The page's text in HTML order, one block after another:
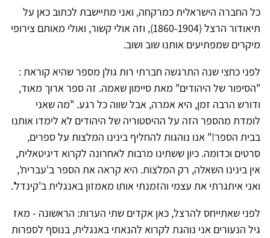
כל החברה הישראלית כמרקחה, ואני מתיישבת לכתוב כאן על
תיאודור הרצל (1860-1904), וזה אולי קשור, ואולי מאותם צירופי
מיקרים שמפתיעים אותנו שוב ושוב.
לפני כחצי שנה התרגשה חברתי רות גולן מספר שהיא קוראת :
"הסיפור של היהודים" מאת סיימון שאמה. זה ספר ארוך מאוד,
ודורש הרבה זמן, היא אמרה, אבל שווה כל רגע. "מה שאני
לומדת מהספר הזה על ההיסטוריה של היהודים לא לימדו אותנו
בבית הספר!" אנו נוהגות להחליף בינינו המלצות על ספרים,
סרטים וכדומה. כיון ששתינו מרבות לאחרונה לקרוא דיגיטאלית,
אין בינינו השאלה, רק המלצות. היא קראה את הספר ב'עברית',
ואני איתגרתי את עצמי והזמנתי אותו מאמזון באנגלית ב'קינדל'.
לפני שאתייחס להרצל, כאן אקדים שתי הערות: הראשונה - מאז
גיל הנעורים אני נוהגת לקרוא להנאתי באנגלית, בנוסף לספרות